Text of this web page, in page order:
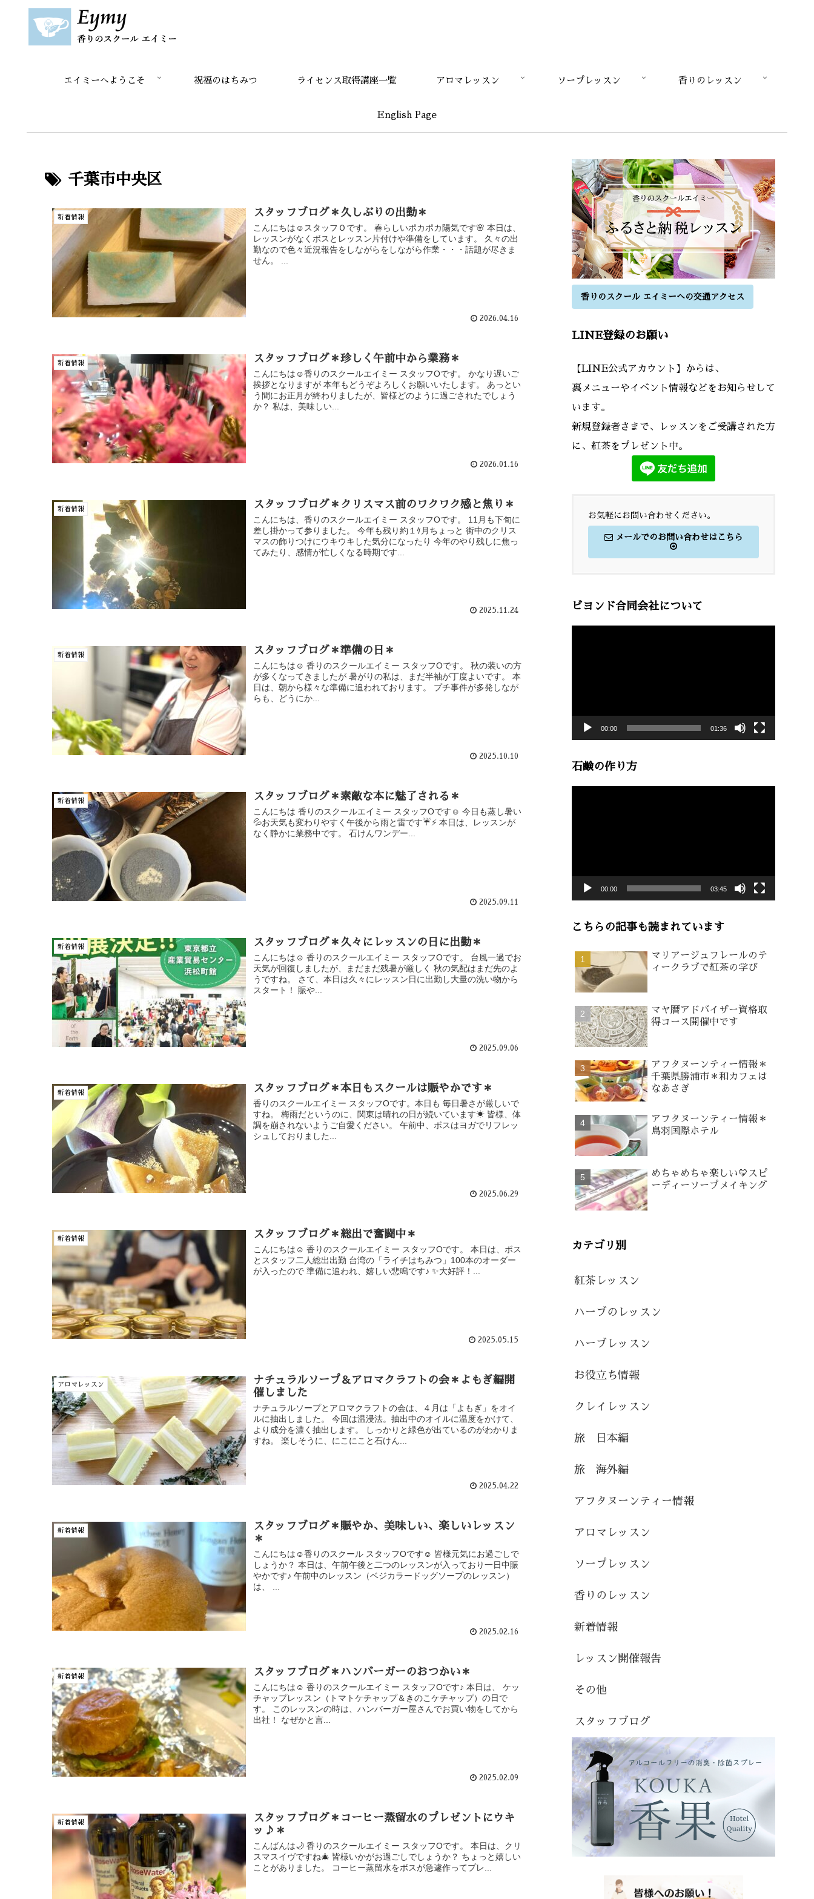
エイミーへようこそ 祝福のはちみつ ライセンス取得講座一覧 アロマレッスン ソープレッスン 香りのレッスン
English Page
千葉市中央区
新着情報 スタッフブログ＊久しぶりの出勤＊
こんにちは☺スタッフＯです。 春らしいポカポカ陽気です🌸 本日は、
レッスンがなくボスとレッスン片付けや準備をしています。 久々の出
勤なので色々近況報告をしながらをしながら作業・・・話題が尽きま
せん。 ...
2026.04.16
新着情報 スタッフブログ＊珍しく午前中から業務＊
こんにちは☺香りのスクールエイミー スタッフOです。 かなり遅いご
挨拶となりますが 本年もどうぞよろしくお願いいたします。 あっとい
う間にお正月が終わりましたが、皆様どのように過ごされたでしょう
か？ 私は、美味しい...
2026.01.16
新着情報 スタッフブログ＊クリスマス前のワクワク感と焦り＊
こんにちは、香りのスクールエイミー スタッフOです。 11月も下旬に
差し掛かって参りました。 今年も残り約１ｹ月ちょっと 街中のクリス
マスの飾りつけにウキウキした気分になったり 今年のやり残しに焦っ
てみたり、感情が忙しくなる時期です...
2025.11.24
新着情報 スタッフブログ＊準備の日＊
こんにちは☺ 香りのスクールエイミー スタッフOです。 秋の装いの方
が多くなってきましたが 暑がりの私は、まだ半袖が丁度よいです。 本
日は、朝から様々な準備に追われております。 プチ事件が多発しなが
らも、どうにか...
2025.10.10
新着情報 スタッフブログ＊素敵な本に魅了される＊
こんにちは 香りのスクールエイミー スタッフOです☺ 今日も蒸し暑い
💦お天気も変わりやすく午後から雨と雷です☔⚡ 本日は、レッスンが
なく静かに業務中です。 石けんワンデー...
2025.09.11
新着情報 スタッフブログ＊久々にレッスンの日に出勤＊
こんにちは☺ 香りのスクールエイミー スタッフOです。 台風一過でお
天気が回復しましたが、まだまだ残暑が厳しく 秋の気配はまだ先のよ
うですね。 さて、本日は久々にレッスン日に出勤し大量の洗い物から
スタート！ 賑や...
2025.09.06
新着情報 スタッフブログ＊本日もスクールは賑やかです＊
香りのスクールエイミー スタッフOです。本日も 毎日暑さが厳しいで
すね。 梅雨だというのに、関東は晴れの日が続いています☀ 皆様、体
調を崩されないようご自愛ください。 午前中、ボスはヨガでリフレッ
シュしておりました...
2025.06.29
新着情報 スタッフブログ＊総出で奮闘中＊
こんにちは☺ 香りのスクールエイミー スタッフOです。 本日は、ボス
とスタッフ二人総出出勤 台湾の「ライチはちみつ」100本のオーダー
が入ったので 準備に追われ、嬉しい悲鳴です♪ ✨大好評！...
2025.05.15
アロマレッスン
ナチュラルソープ＆アロマクラフトの会＊よもぎ編開
催しました
ナチュラルソープとアロマクラフトの会は、４月は「よもぎ」をオイ
ルに抽出しました。 今回は温浸法。抽出中のオイルに温度をかけて、
より成分を濃く抽出します。 しっかりと緑色が出ているのがわかりま
すね。 楽しそうに、にこにこと石けん...
2025.04.22
新着情報
スタッフブログ＊賑やか、美味しい、楽しいレッスン
＊
こんにちは☺香りのスクール スタッフOです☺ 皆様元気にお過ごしで
しょうか？ 本日は、午前午後と二つのレッスンが入っており一日中賑
やかです♪ 午前中のレッスン（ベジカラードッグソープのレッスン）
は、 ...
2025.02.16
新着情報 スタッフブログ＊ハンバーガーのおつかい＊
こんにちは☺ 香りのスクールエイミー スタッフOです♪ 本日は、 ケッ
チャップレッスン（トマトケチャップ＆きのこケチャップ）の日で
す。 このレッスンの時は、ハンバーガー屋さんでお買い物をしてから
出社！ なぜかと言...
2025.02.09
新着情報
スタッフブログ＊コーヒー蒸留水のプレゼントにウキ
ッ♪＊
こんばんは🌙 香りのスクールエイミー スタッフOです。 本日は、クリ
スマスイヴですね🎄 皆様いかがお過ごしでしょうか？ ちょっと嬉しい
ことがありました。 コーヒー蒸留水をボスが急遽作ってプレ...
香りのスクール エイミーへの交通アクセス
LINE登録のお願い
【LINE公式アカウント】からは、
裏メニューやイベント情報などをお知らせして
います。
新規登録者さまで、レッスンをご受講された方
に、紅茶をプレゼント中。
お気軽にお問い合わせください。
メールでのお問い合わせはこちら
ビヨンド合同会社について
00:00 01:36
石鹸の作り方
00:00 03:45
こちらの記事も読まれています
マリアージュフレールのテ
ィークラブで紅茶の学び
マヤ暦アドバイザー資格取
得コース開催中です
アフタヌーンティー情報＊
千葉県勝浦市＊和カフェは
なあさぎ
アフタヌーンティー情報＊
鳥羽国際ホテル
めちゃめちゃ楽しい💛スピ
ーディーソープメイキング
カテゴリ別
紅茶レッスン
ハーブのレッスン
ハーブレッスン
お役立ち情報
クレイレッスン
旅 日本編
旅 海外編
アフタヌーンティー情報
アロマレッスン
ソープレッスン
香りのレッスン
新着情報
レッスン開催報告
その他
スタッフブログ